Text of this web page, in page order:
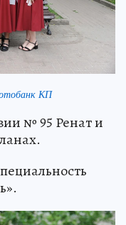
КП
№ 95 Ренат и